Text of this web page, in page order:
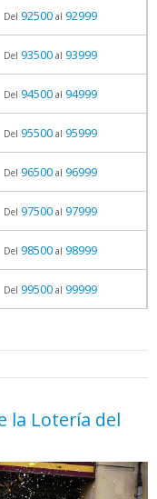
Del 92500al 92999
Del 93500al 93999
Del 94500al 94999
Del 95500al 95999
Del 96500al 96999
Del 97500al 97999
Del 98500al 98999
Del 99500al 99999
la Lotería del